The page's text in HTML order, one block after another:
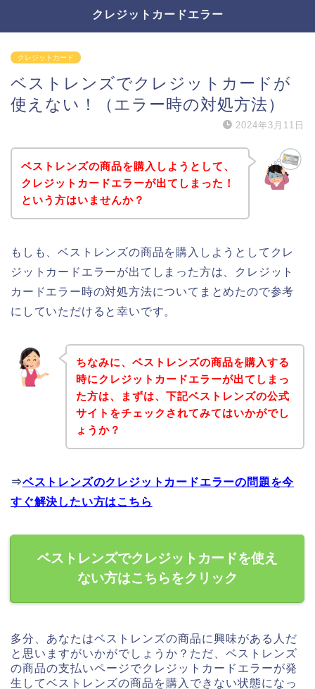
クレジットカードエラー
クレジットカード
ベストレンズでクレジットカードが
使えない！（エラー時の対処方法）
2024年3月11日
ベストレンズの商品を購入しようとして、
クレジットカードエラーが出てしまった！
という方はいませんか？
もしも、ベストレンズの商品を購入しようとしてクレ
ジットカードエラーが出てしまった方は、クレジット
カードエラー時の対処方法についてまとめたので参考
にしていただけると幸いです。
ちなみに、ベストレンズの商品を購入する
時にクレジットカードエラーが出てしまっ
た方は、まずは、下記ベストレンズの公式
サイトをチェックされてみてはいかがでし
ょうか？
⇒ベストレンズのクレジットカードエラーの問題を今
すぐ解決したい方はこちら
ベストレンズでクレジットカードを使え
ない方はこちらをクリック
多分、あなたはベストレンズの商品に興味がある人だ
と思いますがいかがでしょうか？ただ、ベストレンズ
の商品の支払いページでクレジットカードエラーが発
生してベストレンズの商品を購入できない状態になっ